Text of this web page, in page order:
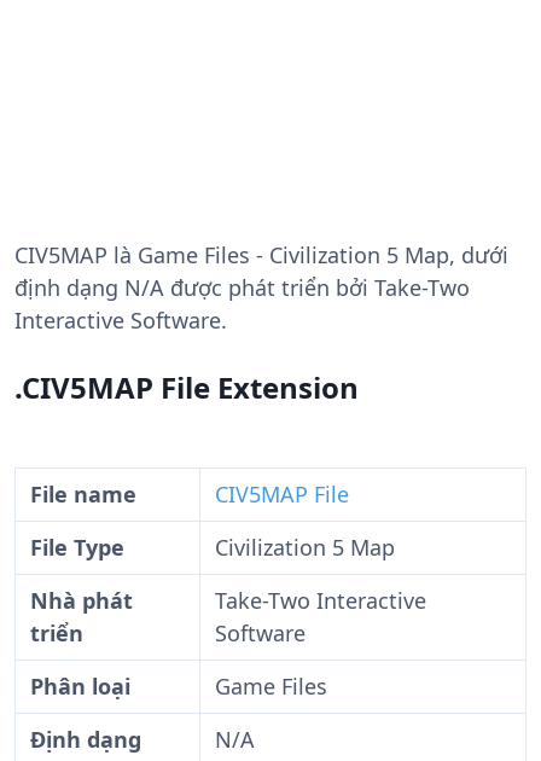
CIV5MAP là Game Files - Civilization 5 Map, dưới
định dạng N/A được phát triển bởi Take-Two
Interactive Software.
.CIV5MAP File Extension
File name
CIV5MAP File
File Type
Civilization 5 Map
Nhà phát
triển
Take-Two Interactive
Software
Phân loại
Game Files
Định dạng
N/A